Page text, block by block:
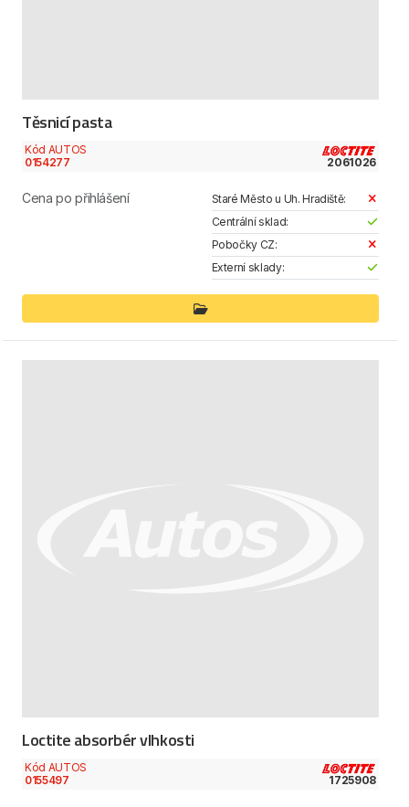
Těsnicí pasta
Kód AUTOS
0154277
2061026
Cena po přihlášení
Staré Město u Uh. Hradiště:
Centrální sklad:
Pobočky CZ:
Externí sklady:
Loctite absorbér vlhkosti
Kód AUTOS
0155497
1725908